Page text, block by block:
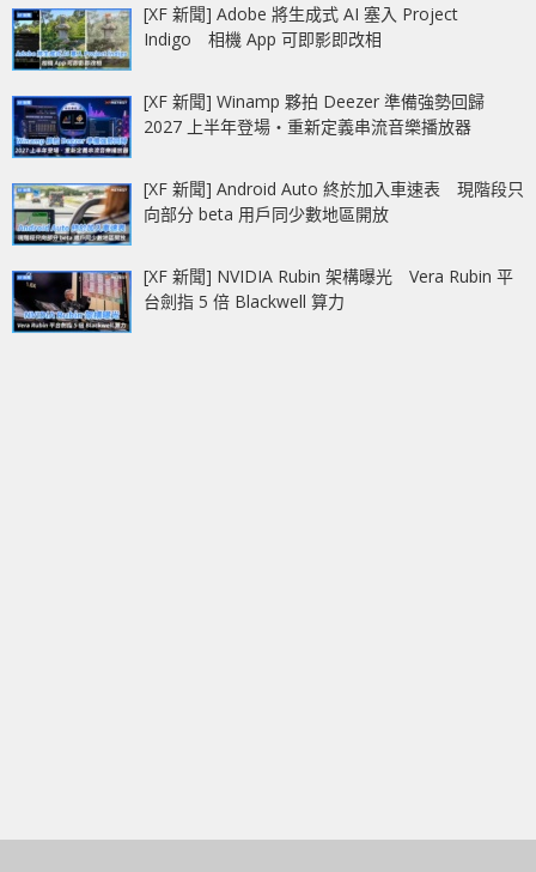
[XF 新聞] Adobe 將生成式 AI 塞入 Project
Indigo 相機 App 可即影即改相
[XF 新聞] Winamp 夥拍 Deezer 準備強勢回歸
2027 上半年登場‧重新定義串流音樂播放器
[XF 新聞] Android Auto 終於加入車速表 現階段只
向部分 beta 用戶同少數地區開放
[XF 新聞] NVIDIA Rubin 架構曝光 Vera Rubin 平
台劍指 5 倍 Blackwell 算力